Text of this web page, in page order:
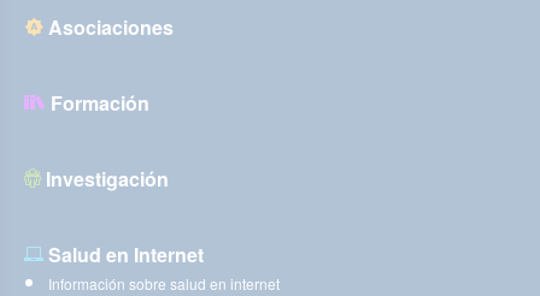
Asociaciones
Formación
Investigación
Salud en Internet
Información sobre salud en internet